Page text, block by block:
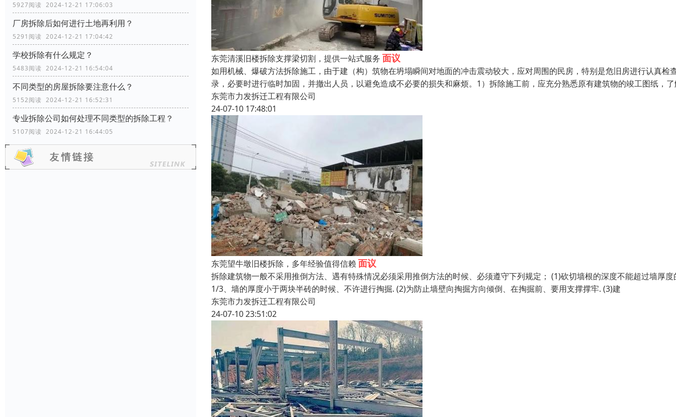
5927阅读 2024-12-21 17:06:03
厂房拆除后如何进行土地再利用？
5291阅读 2024-12-21 17:04:42
学校拆除有什么规定？
5483阅读 2024-12-21 16:54:04
不同类型的房屋拆除要注意什么？
5152阅读 2024-12-21 16:52:31
专业拆除公司如何处理不同类型的拆除工程？
5107阅读 2024-12-21 16:44:05
东莞清溪旧楼拆除支撑梁切割，提供一站式服务 面议
如用机械、爆破方法拆除施工，由于建（构）筑物在坍塌瞬间对地面的冲击震动较大，应对周围的民房，特别是危旧房进行认真检
录，必要时进行临时加固，并撤出人员，以避免造成不必要的损失和麻烦。1）拆除施工前，应充分熟悉原有建筑物的竣工图纸，
东莞市力发拆迁工程有限公司
24-07-10 17:48:01
东莞望牛墩旧楼拆除，多年经验值得信赖 面议
拆除建筑物一般不采用推倒方法、遇有特殊情况必须采用推倒方法的时候、必须遵守下列规定； (1)砍切墙根的深度不能超过墙厚度
1/3、墙的厚度小于两块半砖的时候、不许进行掏掘. (2)为防止墙壁向掏掘方向倾倒、在掏掘前、要用支撑撑牢. (3)建
东莞市力发拆迁工程有限公司
24-07-10 23:51:02